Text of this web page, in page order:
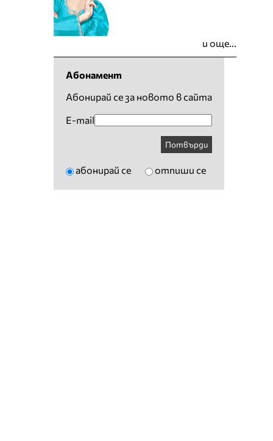
и още...
Абонамент
Абонирай се за новото в сайта
E-mail
Потвърди
абонирай се отпиши се